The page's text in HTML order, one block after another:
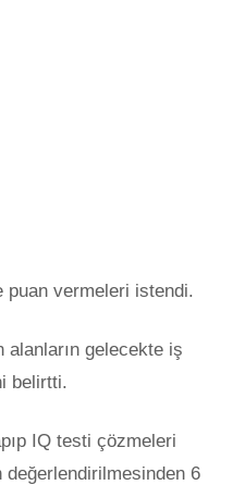
vermeleri istendi.
alanların gelecekte iş
belirtti.
IQ testi çözmeleri
değerlendirilmesinden 6